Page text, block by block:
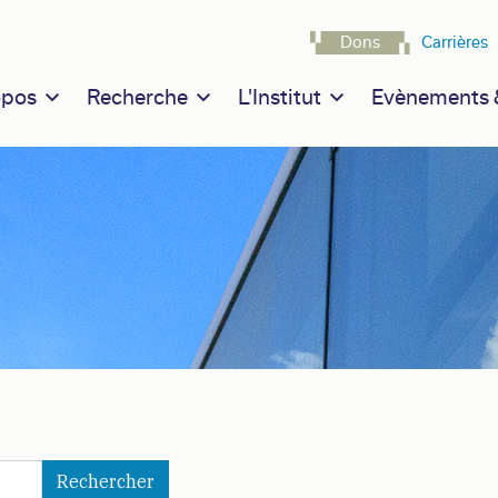
navigation
Recherche L'Institut
Dons Carrières
Rechercher